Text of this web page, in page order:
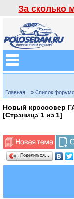
За сколько
Главная » Список
Новый кроссовер
[Страница 1 из 1]
Поделиться…